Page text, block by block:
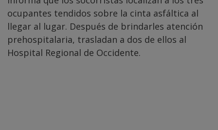
ocupantes tendidos sobre la cinta asfáltica al
llegar al lugar. Después de brindarles atención
prehospitalaria, trasladan a dos de ellos al
Hospital Regional de Occidente.